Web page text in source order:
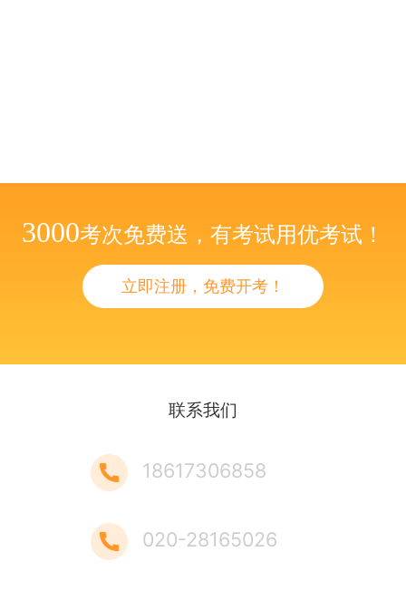
3000考次免费送，有考试用优考试！
立即注册，免费开考！
联系我们
18617306858
020-28165026